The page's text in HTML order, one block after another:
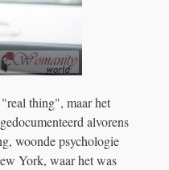
thing", maar het
alvorens
woonde psychologie
York, waar het was